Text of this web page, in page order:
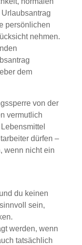
persönlichen
nehmen.
dem
von der
vermutlich
dürfen –
wenn nicht ein
du keinen
sein,
werden, wenn
tatsächlich